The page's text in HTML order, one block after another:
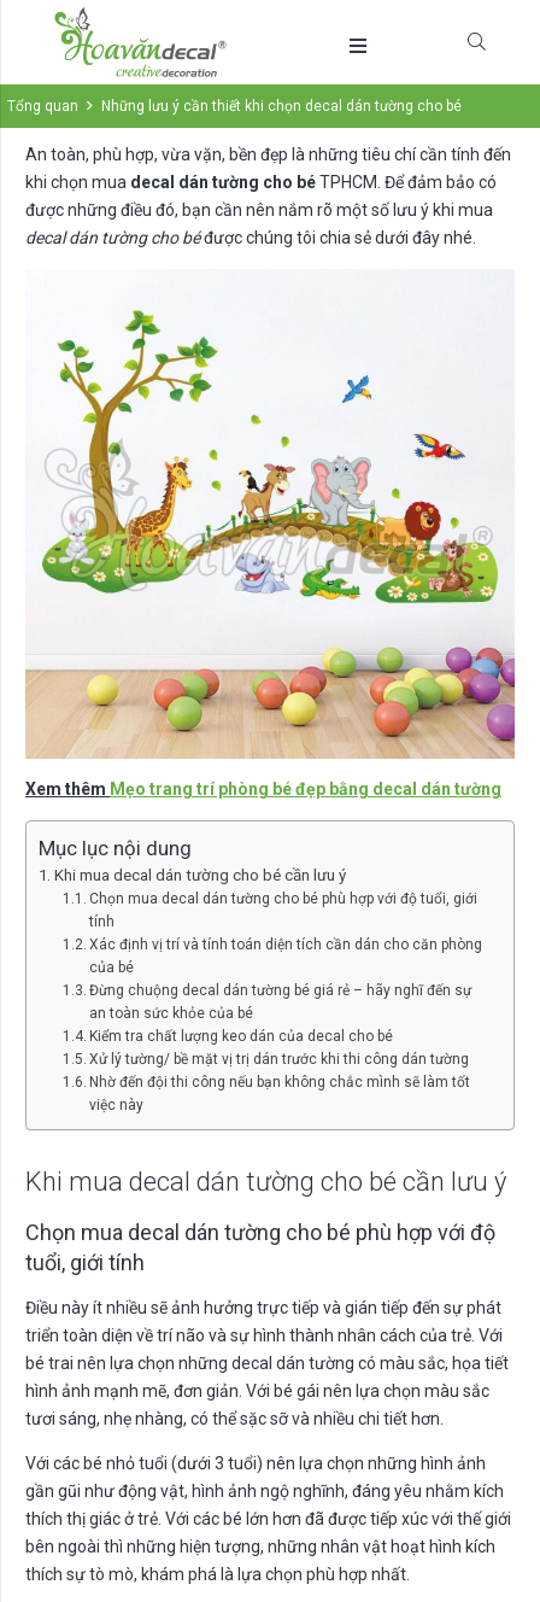
Tổng quan Những lưu ý cần thiết khi chọn decal dán tường cho bé
An toàn, phù hợp, vừa vặn, bền đẹp là những tiêu chí cần tính đến
khi chọn mua decal dán tường cho béTPHCM. Để đảm bảo có
được những điều đó, bạn cần nên nắm rõ một số lưu ý khi mua
decal dán tường cho béđược chúng tôi chia sẻ dưới đây nhé.
Xem thêm Mẹo trang trí phòng bé đẹp bằng decal dán tường
Mục lục nội dung
Khi mua decal dán tường cho bé cần lưu ý
Chọn mua decal dán tường cho bé phù hợp với độ tuổi, giới
tính
Xác định vị trí và tính toán diện tích cần dán cho căn phòng
của bé
Đừng chuộng decal dán tường bé giá rẻ – hãy nghĩ đến sự
an toàn sức khỏe của bé
Kiểm tra chất lượng keo dán của decal cho bé
Xử lý tường/ bề mặt vị trị dán trước khi thi công dán tường
Nhờ đến đội thi công nếu bạn không chắc mình sẽ làm tốt
việc này
Khi mua decal dán tường cho bé cần lưu ý
Chọn mua decal dán tường cho bé phù hợp với độ
tuổi, giới tính
Điều này ít nhiều sẽ ảnh hưởng trực tiếp và gián tiếp đến sự phát
triển toàn diện về trí não và sự hình thành nhân cách của trẻ. Với
bé trai nên lựa chọn những decal dán tường có màu sắc, họa tiết
hình ảnh mạnh mẽ, đơn giản. Với bé gái nên lựa chọn màu sắc
tươi sáng, nhẹ nhàng, có thể sặc sỡ và nhiều chi tiết hơn.
Với các bé nhỏ tuổi (dưới 3 tuổi) nên lựa chọn những hình ảnh
gần gũi như động vật, hình ảnh ngộ nghĩnh, đáng yêu nhằm kích
thích thị giác ở trẻ. Với các bé lớn hơn đã được tiếp xúc với thế giới
bên ngoài thì những hiện tượng, những nhân vật hoạt hình kích
thích sự tò mò, khám phá là lựa chọn phù hợp nhất.